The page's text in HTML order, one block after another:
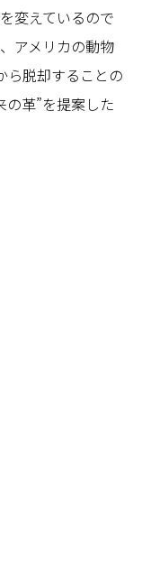
変えているので
アメリカの動物
ら脱却することの
の革”を提案した